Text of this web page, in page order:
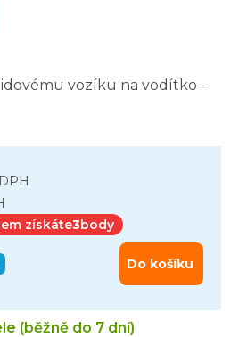
vozíku na vodítko -
získáte3body
Do košíku
(běžně do 7 dní)